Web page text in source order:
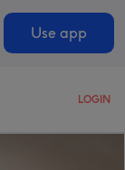
Use app
LOGIN